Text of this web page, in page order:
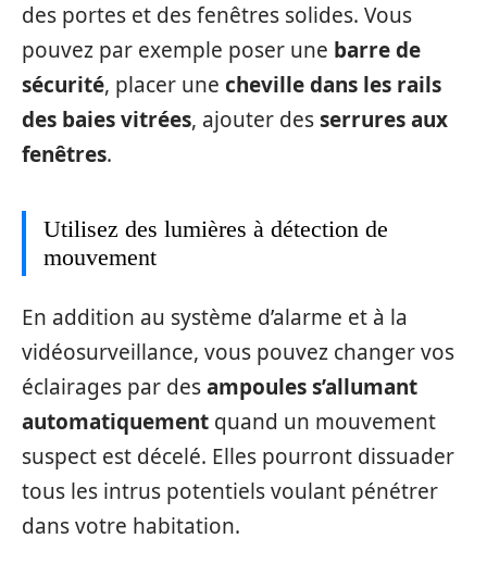
des portes et des fenêtres solides. Vous
pouvez par exemple poser une barre de
sécurité, placer une cheville dans les rails
des baies vitrées, ajouter desserrures aux
fenêtres.
Utilisez des lumières à détection de
mouvement
En addition au système d’alarme et à la
vidéosurveillance, vous pouvez changer vos
éclairages par desampoules s’allumant
automatiquement quand un mouvement
suspect est décelé. Elles pourront dissuader
tous les intrus potentiels voulant pénétrer
dans votre habitation.